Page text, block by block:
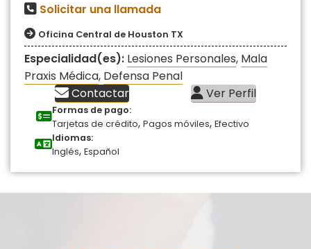
Solicitar una llamada
Oficina Central de Houston TX
Especialidad(es): Lesiones Personales, Mala
Praxis Médica, Defensa Penal
Contactar
Ver Perfil
Formas de pago:
Tarjetas de crédito, Pagos móviles, Efectivo
Idiomas:
Inglés, Español